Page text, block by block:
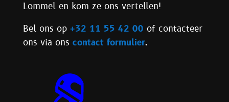
Lommel en kom ze ons vertellen!
Bel ons op +32 11 55 42 00 of contacteer
ons via ons contact formulier.